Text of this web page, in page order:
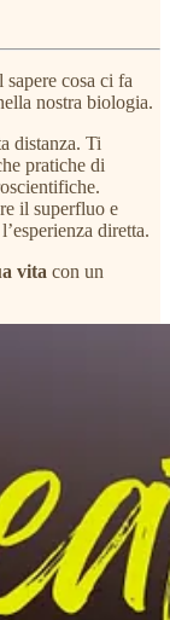
cosa ci fa
nostra biologia.
distanza. Ti
pratiche di
il superfluo e
diretta.
vita con un